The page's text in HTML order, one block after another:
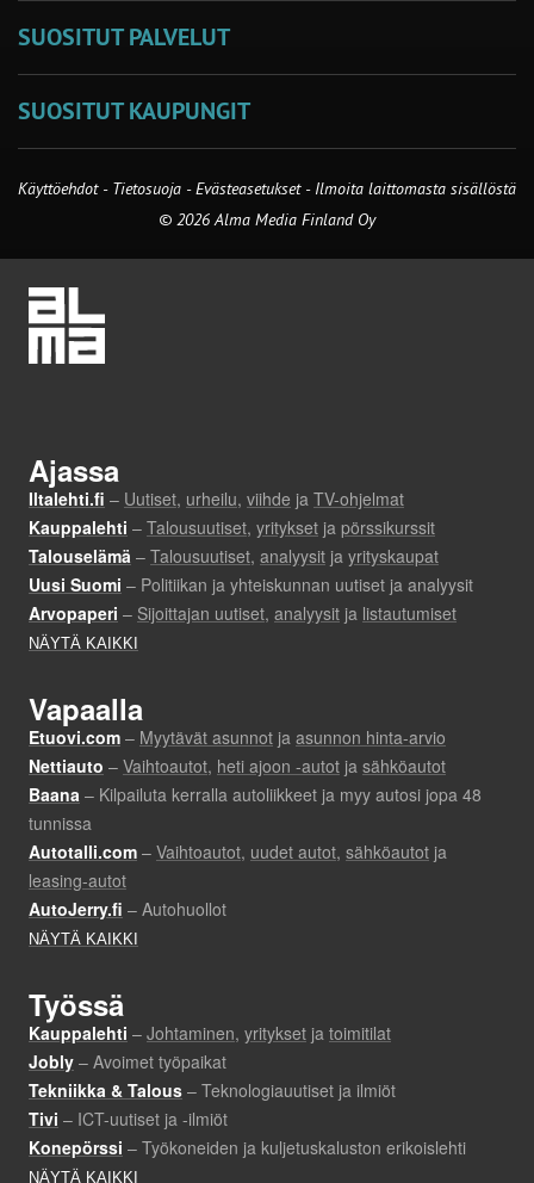
SUOSITUT PALVELUT
SUOSITUT KAUPUNGIT
Käyttöehdot - Tietosuoja -Evästeasetukset- Ilmoita laittomasta sisällöstä
© 2026 Alma Media Finland Oy